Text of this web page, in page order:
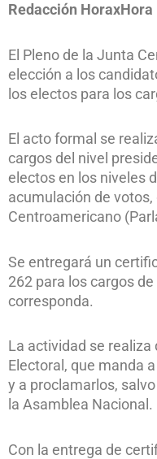
Redacción HoraxHora
El Pleno de la Junta
elección a los
los electos para los
El acto formal se
cargos del nivel
electos en los niveles
acumulación de
Centroamericano
Se entregará un
262 para los cargos
corresponda.
La actividad se realiza
Electoral, que manda
y a proclamarlos,
la Asamblea Nacional.
Con la entrega de